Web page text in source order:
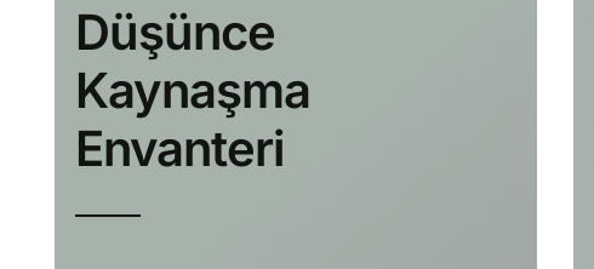
Düşünce
Kaynaşma
Envanteri